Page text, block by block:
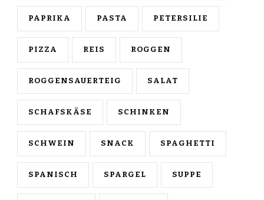
PAPRIKA PASTA PETERSILIE
PIZZA REIS ROGGEN
ROGGENSAUERTEIG SALAT
SCHAFSKÄSE SCHINKEN
SCHWEIN SNACK SPAGHETTI
SPANISCH SPARGEL SUPPE